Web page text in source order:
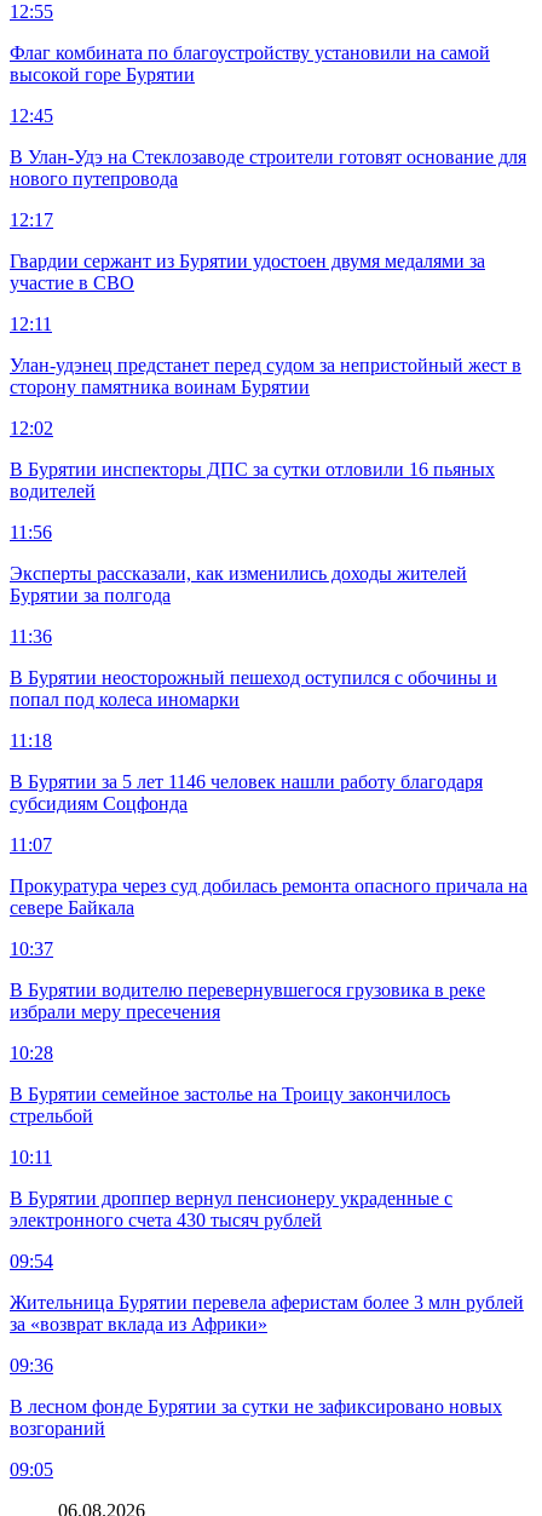
12:55
Флаг комбината по благоустройству установили на самой
высокой горе Бурятии
12:45
В Улан-Удэ на Стеклозаводе строители готовят основание для
нового путепровода
12:17
Гвардии сержант из Бурятии удостоен двумя медалями за
участие в СВО
12:11
Улан-удэнец предстанет перед судом за непристойный жест в
сторону памятника воинам Бурятии
12:02
В Бурятии инспекторы ДПС за сутки отловили 16 пьяных
водителей
11:56
Эксперты рассказали, как изменились доходы жителей
Бурятии за полгода
11:36
В Бурятии неосторожный пешеход оступился с обочины и
попал под колеса иномарки
11:18
В Бурятии за 5 лет 1146 человек нашли работу благодаря
субсидиям Соцфонда
11:07
Прокуратура через суд добилась ремонта опасного причала на
севере Байкала
10:37
В Бурятии водителю перевернувшегося грузовика в реке
избрали меру пресечения
10:28
В Бурятии семейное застолье на Троицу закончилось
стрельбой
10:11
В Бурятии дроппер вернул пенсионеру украденные с
электронного счета 430 тысяч рублей
09:54
Жительница Бурятии перевела аферистам более 3 млн рублей
за «возврат вклада из Африки»
09:36
В лесном фонде Бурятии за сутки не зафиксировано новых
возгораний
09:05
06.08.2026